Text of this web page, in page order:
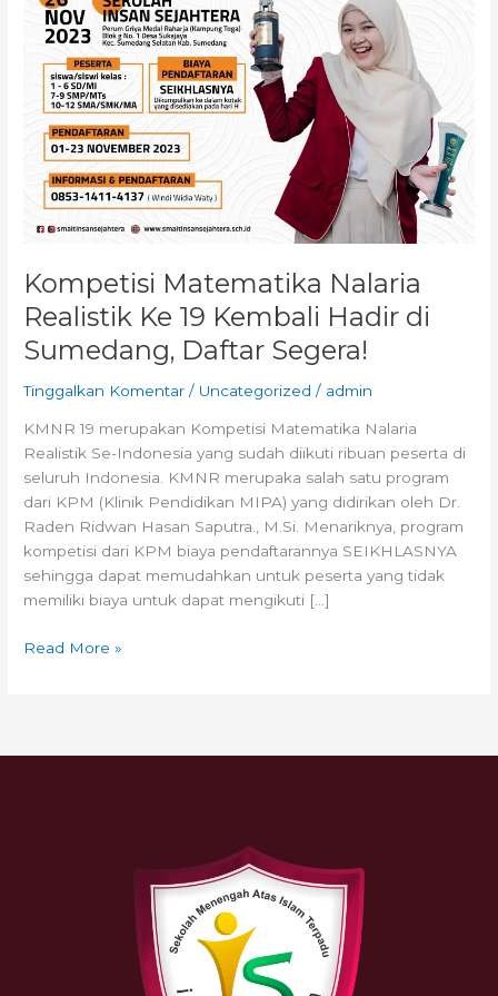
Kompetisi Matematika Nalaria
Realistik Ke 19 Kembali Hadir di
Sumedang, Daftar Segera!
Tinggalkan Komentar / Uncategorized / admin
KMNR 19 merupakan Kompetisi Matematika Nalaria
Realistik Se-Indonesia yang sudah diikuti ribuan peserta di
seluruh Indonesia. KMNR merupaka salah satu program
dari KPM (Klinik Pendidikan MIPA) yang didirikan oleh Dr.
Raden Ridwan Hasan Saputra., M.Si. Menariknya, program
kompetisi dari KPM biaya pendaftarannya SEIKHLASNYA
sehingga dapat memudahkan untuk peserta yang tidak
memiliki biaya untuk dapat mengikuti […]
Sumedang,
Daftar
Segera!
Read More »